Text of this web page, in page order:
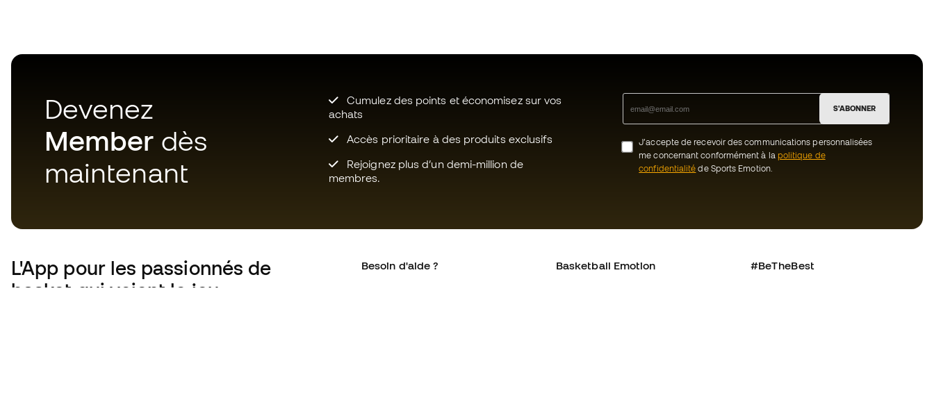
Devenez
Member dès
maintenant
Cumulez des points et économisez sur vos
achats
Accès prioritaire à des produits exclusifs
Rejoignez plus d’un demi-million de
membres.
S'ABONNER
J’accepte de recevoir des communications personnalisées
me concernant conformément à la politique de
confidentialité de Sports Emotion.
L'App pour les passionnés de
basket qui voient le jeu
Besoin d'aide ? Basketball Emotion #BeTheBest